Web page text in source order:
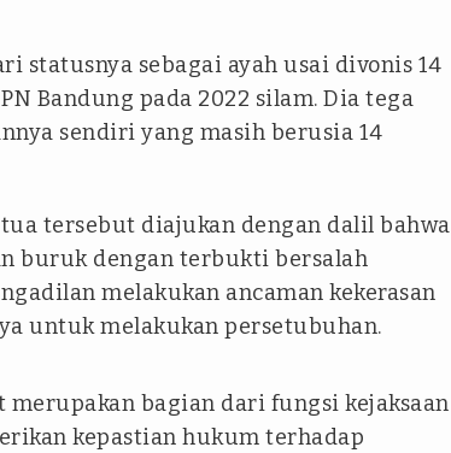
statusnya sebagai ayah usai divonis 14
Bandung pada 2022 silam. Dia tega
sendiri yang masih berusia 14
tersebut diajukan dengan dalil bahwa
buruk dengan terbukti bersalah
melakukan ancaman kekerasan
untuk melakukan persetubuhan.
bagian dari fungsi kejaksaan
kepastian hukum terhadap